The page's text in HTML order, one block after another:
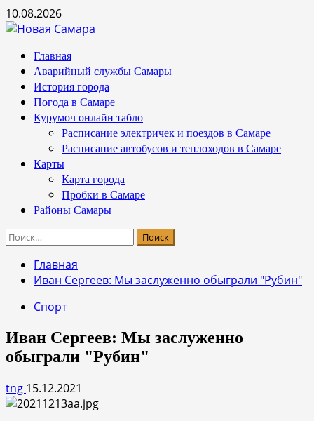
Перейти
к
10.08.2026
Основное
меню
Главная
Аварийный службы Самары
История города
Погода в Самаре
Курумоч онлайн табло
Расписание электричек и поездов в Самаре
Расписание автобусов и теплоходов в Самаре
Карты
Карта города
Пробки в Самаре
Районы Самары
Найти:
Главная
Иван Сергеев: Мы заслуженно обыграли "Рубин"
Спорт
Иван Сергеев: Мы заслуженно
обыграли "Рубин"
tng 15.12.2021